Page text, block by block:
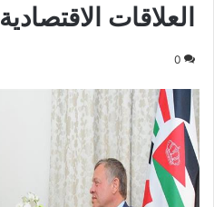
العلاقات الاقتصادية
0